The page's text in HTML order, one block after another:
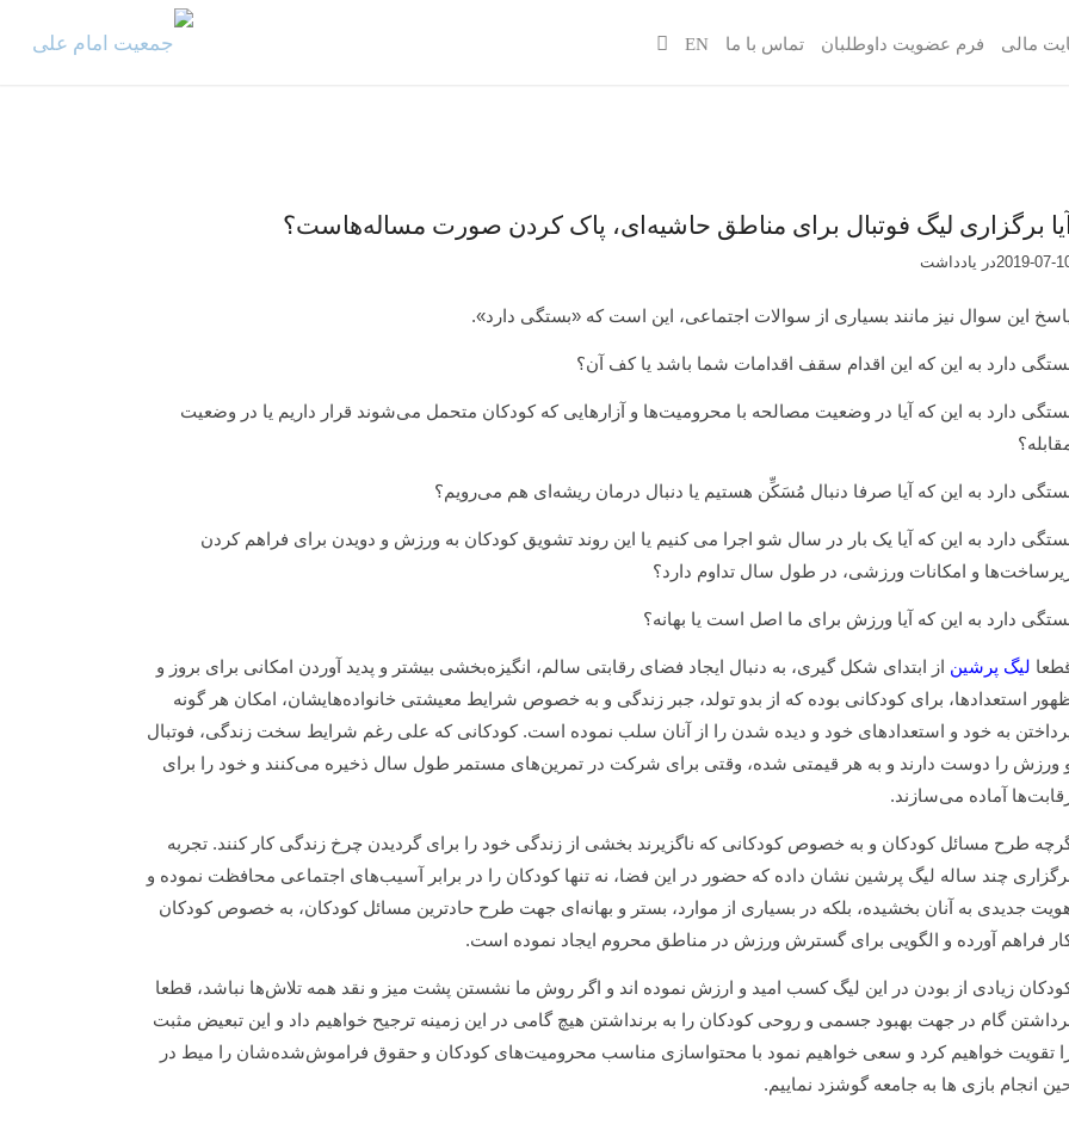
مالی فرم عضویت داوطلبان تماس با ما EN
برگزاری لیگ فوتبال برای مناطق حاشیه‌ای، پاک کردن صورت مساله‌هاست؟
2019-07-در یادداشت‌‌‌‌‌‌‌
این سوال نیز مانند بسیاری از سوالات اجتماعی، این است که «بستگی دارد».
دارد به این که این اقدام سقف اقدامات شما باشد یا کف آن؟
دارد به این که آیا در وضعیت مصالحه با محرومیت‌ها و آزارهایی که کودکان متحمل می‌شوند قرار داریم یا در وضعیت
دارد به این که آیا صرفا دنبال مُسَکِّن هستیم یا دنبال درمان ریشه‌ای هم می‌رویم؟
دارد به این که آیا یک بار در سال شو اجرا می کنیم یا این روند تشویق کودکان به ورزش و دویدن برای فراهم کردن
و امکانات ورزشی، در طول سال تداوم دارد؟
دارد به این که آیا ورزش برای ما اصل است یا بهانه؟
لیگ پرشین از ابتدای شکل گیری، به دنبال ایجاد فضای رقابتی سالم، انگیزه‌بخشی بیشتر و پدید آوردن امکانی برای بروز و
استعدادها، برای کودکانی بوده که از بدو تولد، جبر زندگی و به خصوص شرایط معیشتی خانواده‌هایشان، امکان هر گونه
به خود و استعدادهای خود و دیده شدن را از آنان سلب نموده است. کودکانی که علی رغم شرایط سخت زندگی، فوتبال
ورزش را دوست دارند و به هر قیمتی شده، وقتی برای شرکت در تمرین‌های مستمر طول سال ذخیره می‌کنند و خود را برای
آماده می‌سازند.
طرح مسائل کودکان و به خصوص کودکانی که ناگزیرند بخشی از زندگی خود را برای گردیدن چرخ زندگی کار کنند. تجربه
چند ساله لیگ پرشین نشان داده که حضور در این فضا، نه تنها کودکان را در برابر آسیب‌های اجتماعی محافظت نموده و
جدیدی به آنان بخشیده، بلکه در بسیاری از موارد، بستر و بهانه‌ای جهت طرح حادترین مسائل کودکان، به خصوص کودکان
فراهم آورده و الگویی برای گسترش ورزش در مناطق محروم ایجاد نموده است.
زیادی از بودن در این لیگ کسب امید و ارزش نموده اند و اگر روش ما نشستن پشت میز و نقد همه تلاش‌ها نباشد، قطعا
گام در جهت بهبود جسمی و روحی کودکان را به برنداشتن هیچ گامی در این زمینه ترجیح خواهیم داد و این تبعیض مثبت
تقویت خواهیم کرد و سعی خواهیم نمود با محتواسازی مناسب محرومیت‌های کودکان و حقوق فراموش‌شده‌شان را میط در
انجام بازی ها به جامعه گوشزد نماییم.